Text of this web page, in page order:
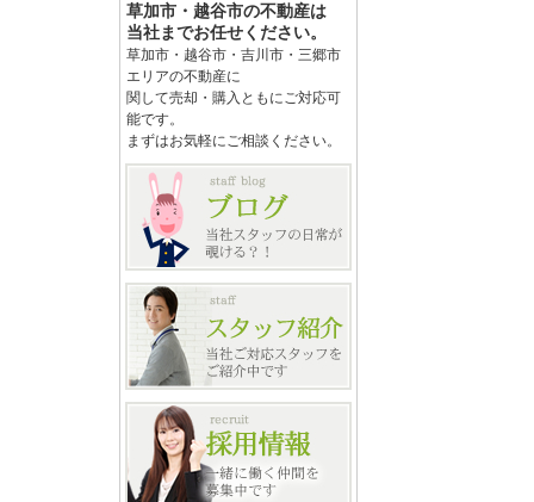
草加市・越谷市の不動産は
当社までお任せください。
草加市・越谷市・吉川市・三郷市
エリアの不動産に
関して売却・購入ともにご対応可
能です。
まずはお気軽にご相談ください。